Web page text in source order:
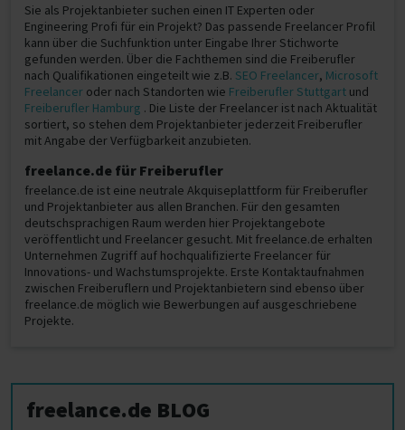
Sie als Projektanbieter suchen einen IT Experten oder
Engineering Profi für ein Projekt? Das passende Freelancer Profil
kann über die Suchfunktion unter Eingabe Ihrer Stichworte
gefunden werden. Über die Fachthemen sind die Freiberufler
nach Qualifikationen eingeteilt wie z.B. SEO Freelancer, Microsoft
Freelancer oder nach Standorten wie Freiberufler Stuttgart und
Freiberufler Hamburg . Die Liste der Freelancer ist nach Aktualität
sortiert, so stehen dem Projektanbieter jederzeit Freiberufler
mit Angabe der Verfügbarkeit anzubieten.
freelance.de für Freiberufler
freelance.de ist eine neutrale Akquiseplattform für Freiberufler
und Projektanbieter aus allen Branchen. Für den gesamten
deutschsprachigen Raum werden hier Projektangebote
veröffentlicht und Freelancer gesucht. Mit freelance.de erhalten
Unternehmen Zugriff auf hochqualifizierte Freelancer für
Innovations- und Wachstumsprojekte. Erste Kontaktaufnahmen
zwischen Freiberuflern und Projektanbietern sind ebenso über
freelance.de möglich wie Bewerbungen auf ausgeschriebene
Projekte.
freelance.de BLOG